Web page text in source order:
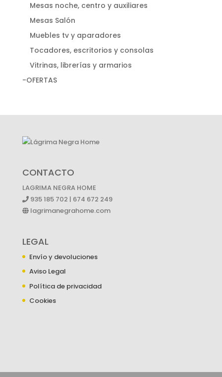
Mesas noche, centro y auxiliares
Mesas Salón
Muebles tv y aparadores
Tocadores, escritorios y consolas
Vitrinas, librerías y armarios
-OFERTAS
CONTACTO
LAGRIMA NEGRA HOME
935 185 702 | 674 672 249
lagrimanegrahome.com
LEGAL
Envío y devoluciones
Aviso Legal
Política de privacidad
Cookies